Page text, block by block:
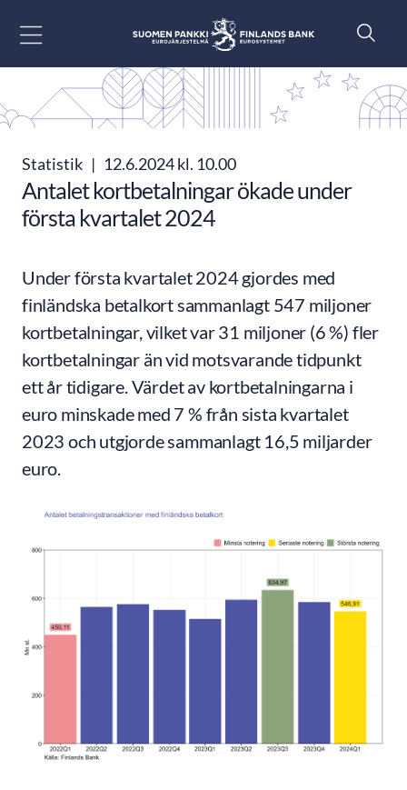
Statistik | 12.6.2024 kl. 10.00
Antalet kortbetalningar ökade under
första kvartalet 2024
Under första kvartalet 2024 gjordes med
finländska betalkort sammanlagt 547 miljoner
kortbetalningar, vilket var 31 miljoner (6 %) fler
kortbetalningar än vid motsvarande tidpunkt
ett år tidigare. Värdet av kortbetalningarna i
euro minskade med 7 % från sista kvartalet
2023 och utgjorde sammanlagt 16,5 miljarder
euro.